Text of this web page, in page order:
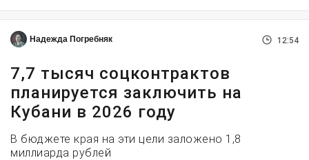
Надежда Погребняк 12:54
7,7 тысяч соцконтрактов
планируется заключить на
Кубани в 2026 году
В бюджете края на эти цели заложено 1,8
миллиарда рублей